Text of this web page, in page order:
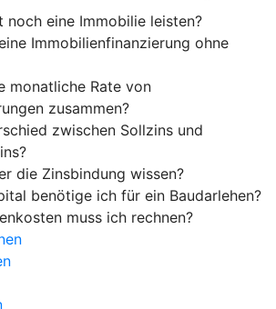
noch eine Immobilie leisten?
Immobilienfinanzierung ohne
monatliche Rate von
zusammen?
zwischen Sollzins und
die Zinsbindung wissen?
benötige ich für ein Baudarlehen?
muss ich rechnen?